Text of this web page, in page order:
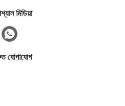
মিডিয়া
যোগাযোগ